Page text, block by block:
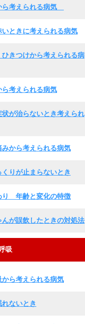
ら考えられる病気
ときに考えられる病気
きつけから考えられる病
考えられる病気
が治らないとき考えられ
から考えられる病気
りが止まらないとき
り 年齢と変化の特徴
が誤飲したときの対処法
吸
ら考えられる病気
ないとき